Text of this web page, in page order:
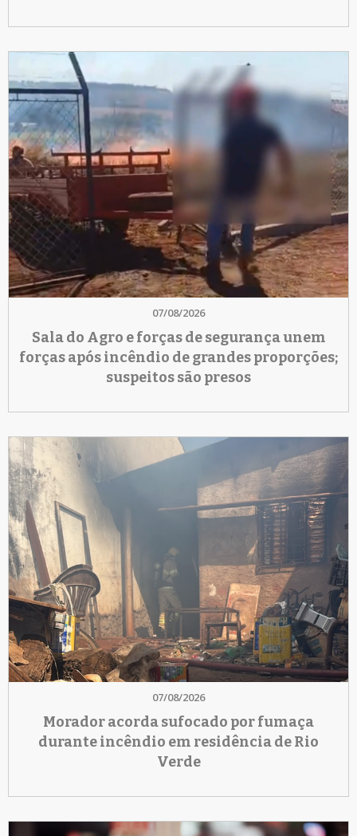
07/08/2026
Sala do Agro e forças de segurança unem
forças após incêndio de grandes proporções;
suspeitos são presos
07/08/2026
Morador acorda sufocado por fumaça
durante incêndio em residência de Rio
Verde